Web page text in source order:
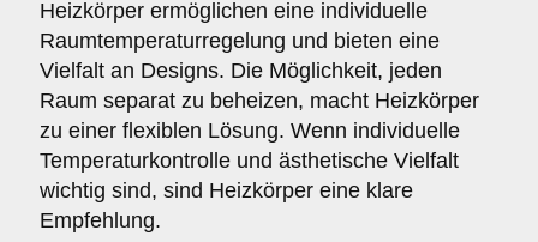
Heizkörper ermöglichen eine individuelle
Raumtemperaturregelung und bieten eine
Vielfalt an Designs. Die Möglichkeit, jeden
Raum separat zu beheizen, macht Heizkörper
zu einer flexiblen Lösung. Wenn individuelle
Temperaturkontrolle und ästhetische Vielfalt
wichtig sind, sind Heizkörper eine klare
Empfehlung.